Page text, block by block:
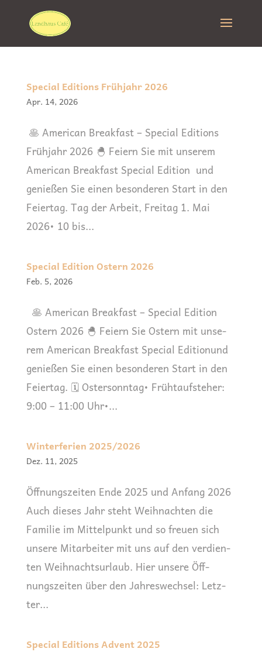
Special Editions Frühjahr 2026
Apr. 14, 2026
🥞 Ame­ri­can Break­fast – Spe­cial Edi­ti­ons
Früh­jahr 2026 🐣 Fei­ern Sie mit unse­rem
Ame­ri­can Break­fast Spe­cial Edi­ti­on und
genie­ßen Sie einen beson­de­ren Start in den
Feiertag. Tag der Arbeit, Frei­tag 1. Mai
2026• 10 bis...
Special Edition Ostern 2026
Feb. 5, 2026
🥞 Ame­ri­can Break­fast – Spe­cial Edi­ti­on
Ostern 2026 🐣 Fei­ern Sie Ostern mit unse­
rem Ame­ri­can Break­fast Spe­cial Edi­ti­onund
genie­ßen Sie einen beson­de­ren Start in den
Feiertag. 🗓 Oster­sonn­tag• Früh­tauf­ste­her:
9:00 – 11:00 Uhr•...
Winterferien 2025/2026
Dez. 11, 2025
Öff­nungs­zei­ten Ende 2025 und Anfang 2026
Auch die­ses Jahr steht Weih­nach­ten die
Fami­lie im Mit­tel­punkt und so freu­en sich
unse­re Mit­ar­bei­ter mit uns auf den ver­dien­
ten Weih­nachts­ur­laub. Hier unse­re Öff­
nungs­zei­ten über den Jahreswechsel: Letz­
ter...
Special Editions Advent 2025